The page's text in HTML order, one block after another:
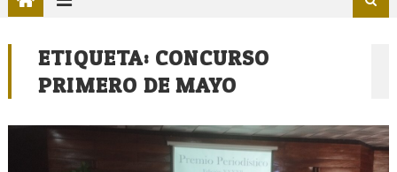
ETIQUETA: CONCURSO
PRIMERO DE MAYO